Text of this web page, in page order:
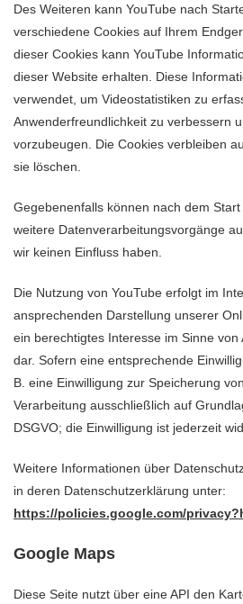
Des Weiteren kann YouTube nach
verschiedene Cookies auf Ihrem
dieser Cookies kann YouTube
dieser Website erhalten. Diese
verwendet, um Videostatistiken zu
Anwenderfreundlichkeit zu verbessern
vorzubeugen. Die Cookies verbleiben
sie löschen.
Gegebenenfalls können nach dem
weitere Datenverarbeitungsvorgänge
wir keinen Einfluss haben.
Die Nutzung von YouTube erfolgt im
ansprechenden Darstellung unserer
ein berechtigtes Interesse im Sinne von
dar. Sofern eine entsprechende
B. eine Einwilligung zur Speicherung
Verarbeitung ausschließlich auf
DSGVO; die Einwilligung ist jederzeit
Weitere Informationen über
in deren Datenschutzerklärung unter:
https://policies.google.com/
Google Maps
Diese Seite nutzt über eine API den